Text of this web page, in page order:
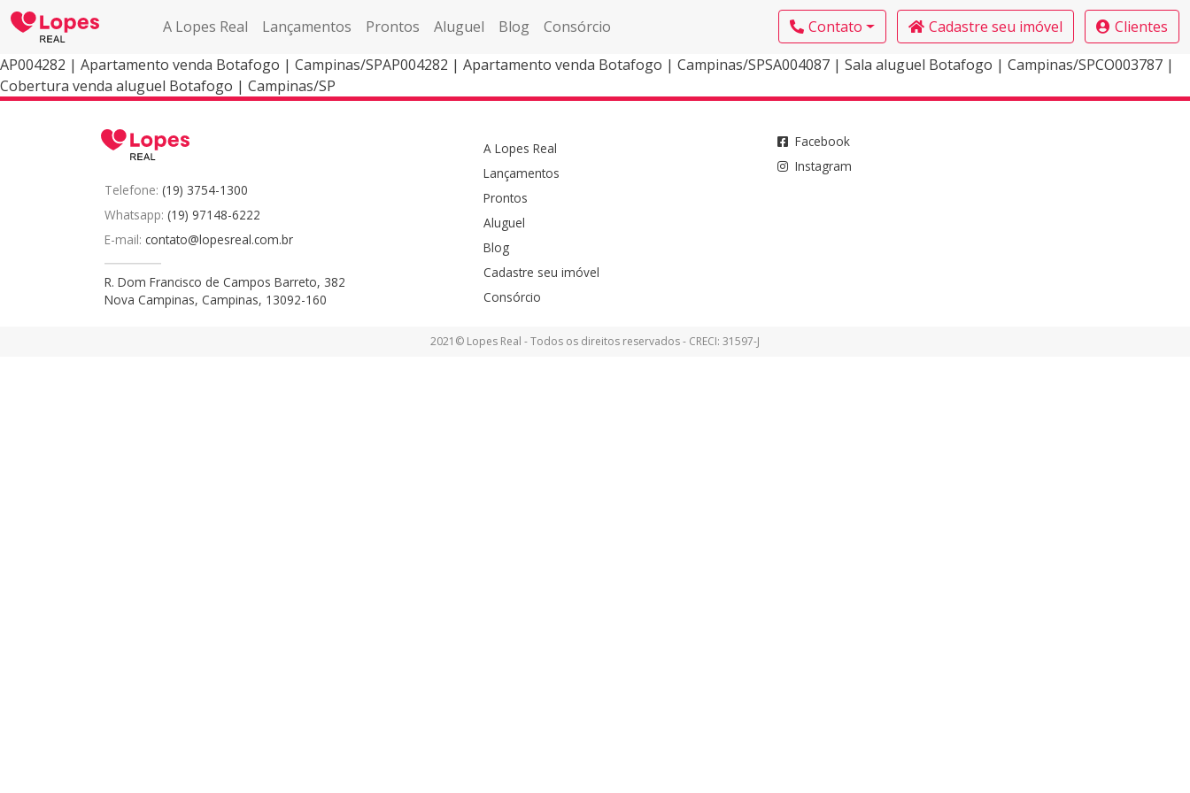
A Lopes Real Lançamentos Prontos Aluguel Blog Consórcio Contato Cadastre seu imóvel
Clientes
AP004282 | Apartamento venda Botafogo | Campinas/SPAP004282 | Apartamento venda Botafogo | Campinas/SPSA004087 | Sala aluguel Botafogo | Campinas/SPCO003787 |
Cobertura venda aluguel Botafogo | Campinas/SP
Telefone: (19) 3754-1300
Whatsapp: (19) 97148-6222
E-mail: contato@lopesreal.com.br
R. Dom Francisco de Campos Barreto, 382
Nova Campinas, Campinas, 13092-160
A Lopes Real
Lançamentos
Prontos
Aluguel
Blog
Cadastre seu imóvel
Consórcio
Facebook
Instagram
2021© Lopes Real - Todos os direitos reservados - CRECI: 31597-J